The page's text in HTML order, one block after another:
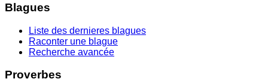
Blagues
Liste des dernieres blagues
Raconter une blague
Recherche avancée
Proverbes